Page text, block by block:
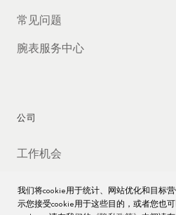
常见问题
腕表服务中心
公司
工作机会
联络我们
我们将cookie用于统计、网站优化和目标
示您接受cookie用于这些目的，或者您也可